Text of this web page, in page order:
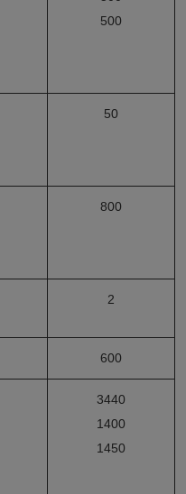
500
50
800
2
600
3440
1400
1450